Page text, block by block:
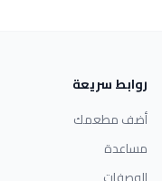
روابط سريعة
أضف مطعمك
مساعدة